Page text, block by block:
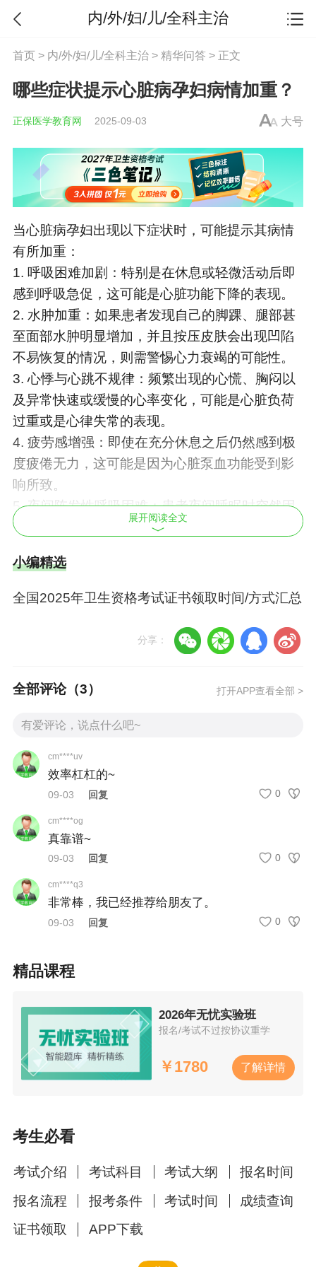
内/外/妇/儿/全科主治
首页> 内/外/妇/儿/全科主治> 精华问答 > 正文
哪些症状提示心脏病孕妇病情加重？
正保医学教育网 2025-09-03 大号
当心脏病孕妇出现以下症状时，可能提示其病情
有所加重：
1. 呼吸困难加剧：特别是在休息或轻微活动后即
感到呼吸急促，这可能是心脏功能下降的表现。
2. 水肿加重：如果患者发现自己的脚踝、腿部甚
至面部水肿明显增加，并且按压皮肤会出现凹陷
不易恢复的情况，则需警惕心力衰竭的可能性。
3. 心悸与心跳不规律：频繁出现的心慌、胸闷以
及异常快速或缓慢的心率变化，可能是心脏负荷
过重或是心律失常的表现。
4. 疲劳感增强：即使在充分休息之后仍然感到极
度疲倦无力，这可能是因为心脏泵血功能受到影
响所致。
5. 夜间阵发性呼吸困难：患者夜间睡眠时突然因
憋气惊醒，需要坐起才能缓解症状，这种情况称
6. 体重短期内迅速增加：排除饮食因素外，短时
间内体重快速上升往往与体内水分潴留有关，提
7. 胸痛或胸部不适：持续性或者间歇性的胸痛、
压迫感等都应引起重视，因为这可能是冠状动脉
如果孕妇出现上述任何一种或多种症状，应及时
应当密切监测这些指标，并根据医生指导采取相
应措施以保障母婴安全。
展开阅读全文
小编精选
全国2025年卫生资格考试证书领取时间/方式汇总
分享：
全部评论（3） 打开APP查看全部 >
cm****uv
效率杠杠的~
09-03 回复 0
cm****og
真靠谱~
09-03 回复 0
cm****q3
非常棒，我已经推荐给朋友了。
09-03 回复 0
精品课程
2026年无忧实验班
报名/考试不过按协议重学
￥1780 了解详情
考生必看
考试介绍 考试科目 考试大纲
报名时间
报名流程
报考条件 考试时间
成绩查询
证书领取
APP下载